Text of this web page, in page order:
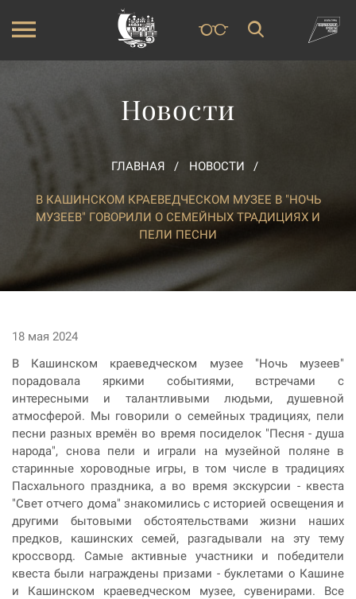
Новости
ГЛАВНАЯ НОВОСТИ
В КАШИНСКОМ КРАЕВЕДЧЕСКОМ МУЗЕЕ В "НОЧЬ
МУЗЕЕВ" ГОВОРИЛИ О СЕМЕЙНЫХ ТРАДИЦИЯХ И
ПЕЛИ ПЕСНИ
18 мая 2024
В Кашинском краеведческом музее "Ночь музеев"
порадовала яркими событиями, встречами с
интересными и талантливыми людьми, душевной
атмосферой. Мы говорили о семейных традициях, пели
песни разных времён во время посиделок "Песня - душа
народа", снова пели и играли на музейной поляне в
старинные хороводные игры, в том числе в традициях
Пасхального праздника, а во время экскурсии - квеста
"Свет отчего дома" знакомились с историей освещения и
другими бытовыми обстоятельствами жизни наших
предков, кашинских семей, разгадывали на эту тему
кроссворд. Самые активные участники и победители
квеста были награждены призами - буклетами о Кашине
и Кашинском краеведческом музее, сувенирами. Все